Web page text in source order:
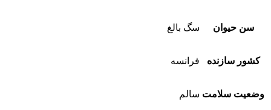
سن حیوان سگ بالغ
کشور سازنده فرانسه
وضعیت سلامت سالم